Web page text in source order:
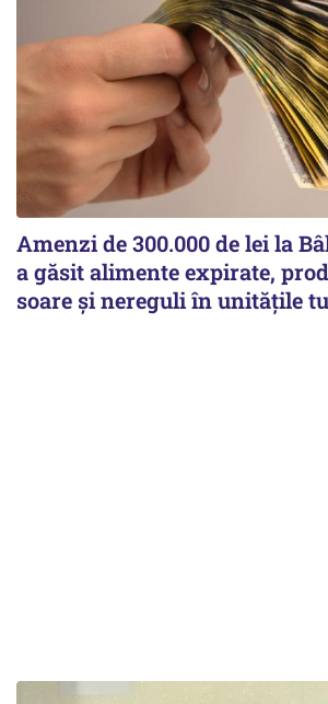
Amenzi de 300.000 de lei la
a găsit alimente expirate,
soare și nereguli în unitățile